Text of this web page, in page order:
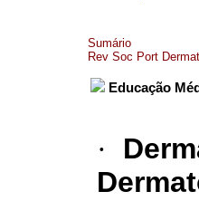
Sumário
Rev Soc Port
Educação
·